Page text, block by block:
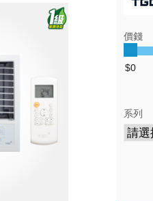
價錢
系列